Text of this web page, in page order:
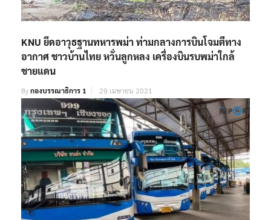
KNU ยึดอาวุธฐานทหารพม่า ท่ามกลางการบินโจมตีทาง
อากาศ ชาวบ้านไทย หวั่นลูกหลง เครื่องบินรบพม่าใกล้
ชายแดน
Byกองบรรณาธิการ 1 29 เมษายน 2021